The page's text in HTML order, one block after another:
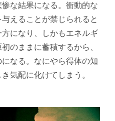
な結果になる。衝動的な
えることが禁じられると
になり、しかもエネルギ
のままに蓄積するから、
なる。なにやら得体の知
気配に化けてしまう。